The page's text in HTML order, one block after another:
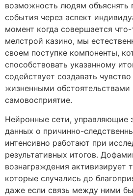
возможность людям объяснять
события через аспект
момент когда совершается
мелстрой казино, мы
своем поступке компоненты,
способствовать указанному
содействует создавать
жизненными обстоятельствами
самовосприятие.
Нейронные сети, управляющие
данных о причинно-
интенсивно работают при
результативных итогов.
вознаграждения активизирует
которые случались до
даже если связь между ними